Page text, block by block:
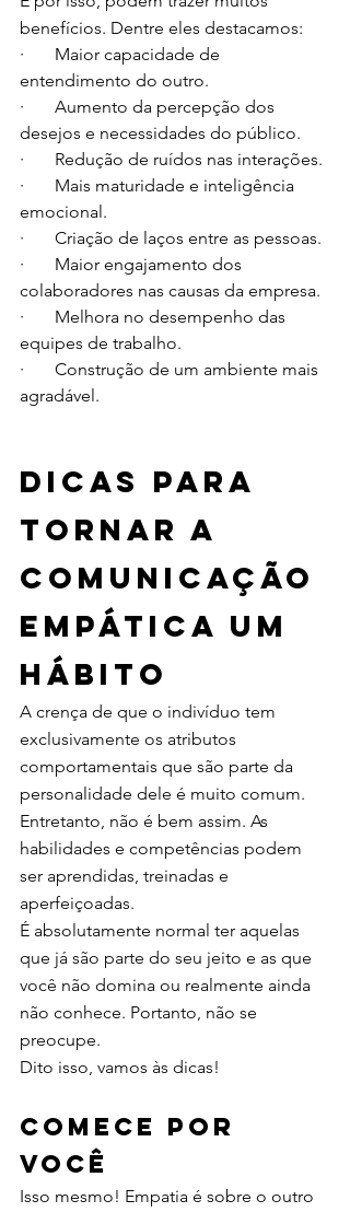
benefícios. Dentre eles destacamos:
·       Maior capacidade de
entendimento do outro.
·       Aumento da percepção dos
desejos e necessidades do público.
·       Redução de ruídos nas interações.
·       Mais maturidade e inteligência
emocional.
·       Criação de laços entre as pessoas.
·       Maior engajamento dos
colaboradores nas causas da empresa.
·       Melhora no desempenho das
equipes de trabalho.
·       Construção de um ambiente mais
agradável.
Dicas para
tornar a
comunicação
empática um
hábito
A crença de que o indivíduo tem
exclusivamente os atributos
comportamentais que são parte da
personalidade dele é muito comum.
Entretanto, não é bem assim. As
habilidades e competências podem
ser aprendidas, treinadas e
aperfeiçoadas.
É absolutamente normal ter aquelas
que já são parte do seu jeito e as que
você não domina ou realmente ainda
não conhece. Portanto, não se
preocupe.
Dito isso, vamos às dicas!
Comece por
você
Isso mesmo! Empatia é sobre o outro